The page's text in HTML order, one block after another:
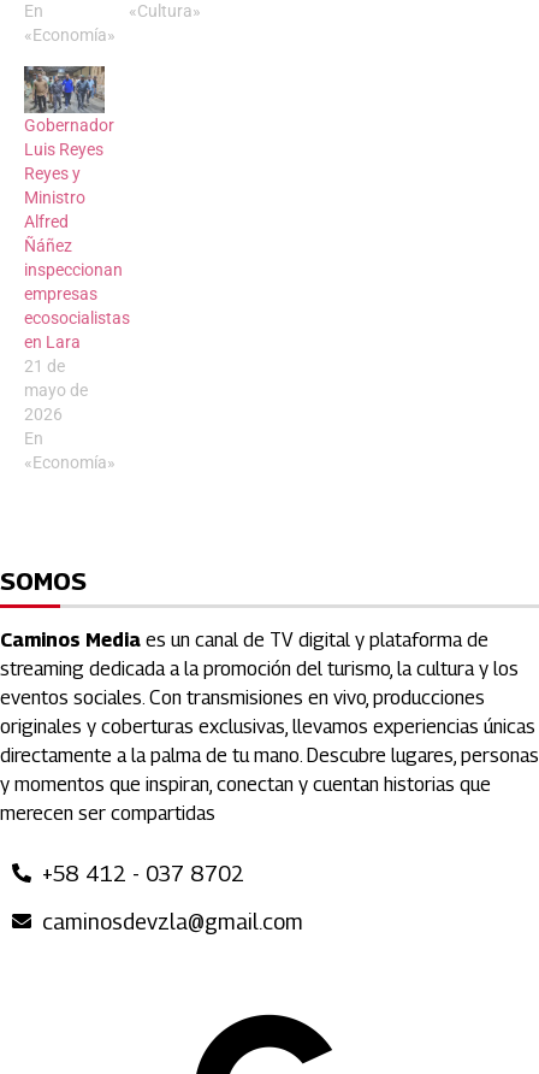
En
«Economía»
«Cultura»
Gobernador
Luis Reyes
Reyes y
Ministro
Alfred
Ñáñez
inspeccionan
empresas
ecosocialistas
en Lara
21 de
mayo de
2026
En
«Economía»
SOMOS
Caminos Media es un canal de TV digital y plataforma de
streaming dedicada a la promoción del turismo, la cultura y los
eventos sociales. Con transmisiones en vivo, producciones
originales y coberturas exclusivas, llevamos experiencias únicas
directamente a la palma de tu mano. Descubre lugares, personas
y momentos que inspiran, conectan y cuentan historias que
merecen ser compartidas
+58 412 - 037 8702
caminosdevzla@gmail.com